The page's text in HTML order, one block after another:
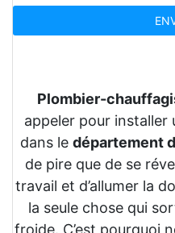
Plombier-
appeler pour installer
dans le département
de pire que de se
travail et d’allumer la
la seule chose qui
froide. C’est pourquoi